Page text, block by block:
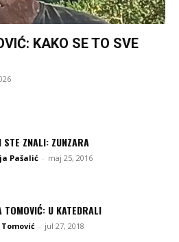
KAKO SE TO SVE
STE ZNALI: ZUNZARA
Pašalić - maj 25, 2016
TOMOVIĆ: U KATEDRALI
- jul 27, 2018